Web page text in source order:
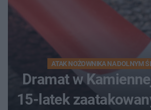
ATAK NOŻOWNIKA NA DOLNYM
Dramat w
15-latek